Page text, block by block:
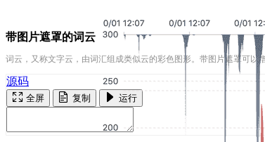
带图片遮罩的词云
词云，又称文字云，由词汇组成类似云的彩色图形。带图片遮罩可以
源码
全屏 复制 运行